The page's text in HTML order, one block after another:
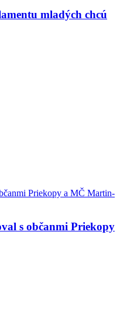
mladých chcú
s občanmi Priekopy